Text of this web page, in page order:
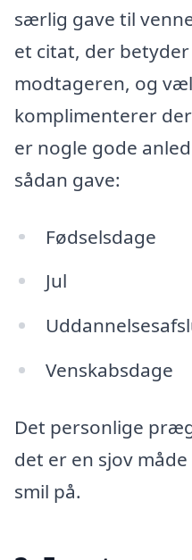
særlig gave til
et citat, der
modtageren, og
komplimenterer
er nogle gode
sådan gave:
Fødselsdage
Jul
Venskabsdage
Det personlige
det er en sjov
smil på.